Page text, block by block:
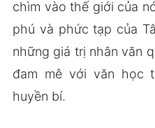
chìm vào thế giới của
phú và phức tạp của
những giá trị nhân văn
đam mê với văn học
huyền bí.